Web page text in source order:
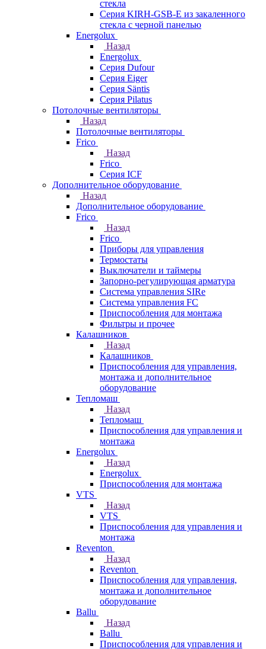
стекла
Серия KIRH-GSB-E из закаленного
стекла с черной панелью
Energolux
Назад
Energolux
Серия Dufour
Серия Eiger
Серия Säntis
Серия Pilatus
Потолочные вентиляторы
Назад
Потолочные вентиляторы
Frico
Назад
Frico
Серия ICF
Дополнительное оборудование
Назад
Дополнительное оборудование
Frico
Назад
Frico
Приборы для управления
Термостаты
Выключатели и таймеры
Запорно-регулирующая арматура
Система управления SIRe
Система управления FC
Приспособления для монтажа
Фильтры и прочее
Калашников
Назад
Калашников
Приспособления для управления,
монтажа и дополнительное
оборудование
Тепломаш
Назад
Тепломаш
Приспособления для управления и
монтажа
Energolux
Назад
Energolux
Приспособления для монтажа
VTS
Назад
VTS
Приспособления для управления и
монтажа
Reventon
Назад
Reventon
Приспособления для управления,
монтажа и дополнительное
оборудование
Ballu
Назад
Ballu
Приспособления для управления и